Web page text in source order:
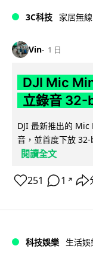
3C科技 家居無線
Vin 1 日
DJI Mic
立錄音 32-
DJI 最新推出的
音，並首度下放
閱讀全文
251 1 ↗
科技娛樂 生活娛